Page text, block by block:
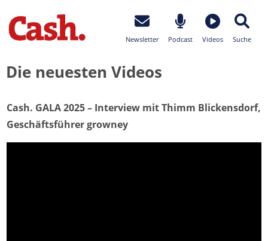
Newsletter Podcast Videos Suche
Die neuesten Videos
Cash. GALA 2025 – Interview mit Thimm Blickensdorf,
Geschäftsführer growney